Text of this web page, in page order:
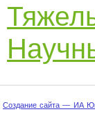
Создание сайта — ИА